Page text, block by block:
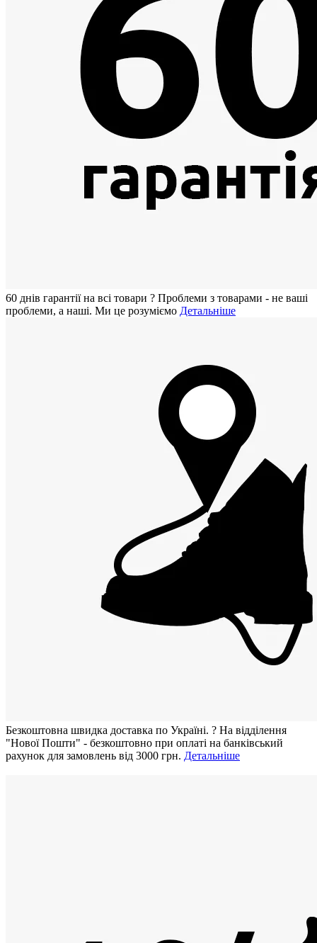
60 днiв гарантії на всi товари ? Проблеми з товарами - не ваші
проблеми, а наші. Ми це розуміємо Детальніше
Безкоштовна швидка доставка по Україні. ? На відділення
"Нової Пошти" - безкоштовно при оплаті на банківський
рахунок для замовлень від 3000 грн. Детальніше